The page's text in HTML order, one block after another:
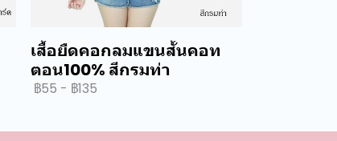
เสื้อยืดคอกลมแขนสั้นคอท
ตอน100% สีกรมท่า
฿55 - ฿135